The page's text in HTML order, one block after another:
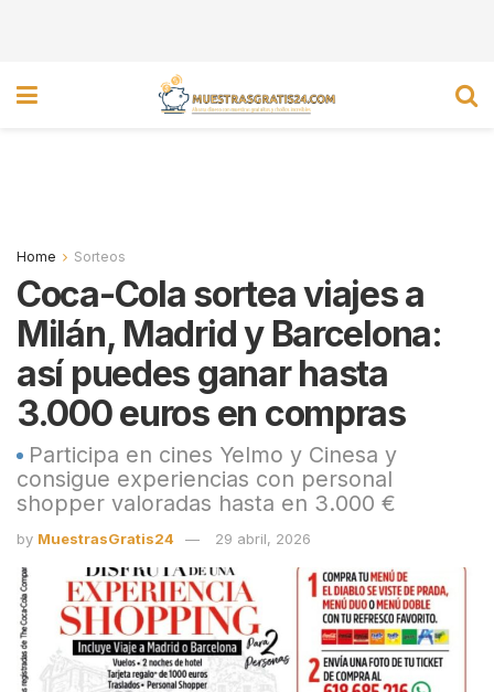
Home Sorteos
Coca-Cola sortea viajes a
Milán, Madrid y Barcelona:
así puedes ganar hasta
3.000 euros en compras
Participa en cines Yelmo y Cinesa y
consigue experiencias con personal
shopper valoradas hasta en 3.000 €
by MuestrasGratis24 29 abril, 2026